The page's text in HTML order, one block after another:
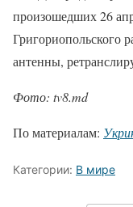
произошедших 26
Григориопольского
антенны,
Фото: tv8.md
По материалам:
Категории: В мире